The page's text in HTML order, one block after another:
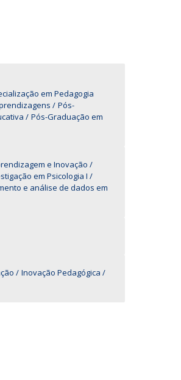
em Pedagogia
Pós-
Pós-Graduação em
e Inovação
em Psicologia I
e análise de dados em
Inovação Pedagógica